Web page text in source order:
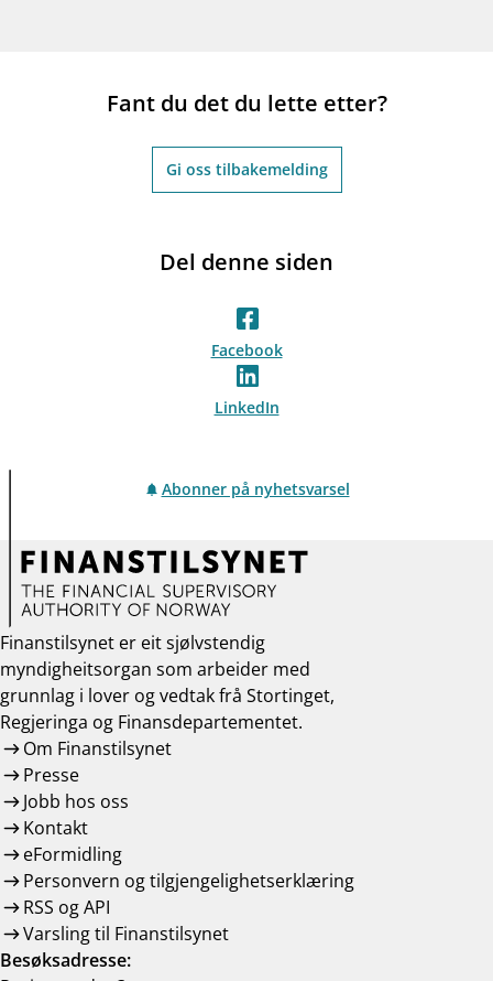
Fant du det du lette etter?
Gi oss tilbakemelding
Del denne siden
Facebook
LinkedIn
Abonner på nyhetsvarsel
Finanstilsynet er eit sjølvstendig
myndigheitsorgan som arbeider med
grunnlag i lover og vedtak frå Stortinget,
Regjeringa og Finansdepartementet.
Om Finanstilsynet
Presse
Jobb hos oss
Kontakt
eFormidling
Personvern og tilgjengelighetserklæring
RSS og API
Varsling til Finanstilsynet
Besøksadresse: